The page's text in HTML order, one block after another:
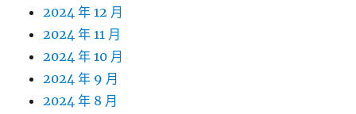
2024 年 12 月
2024 年 11 月
2024 年 10 月
2024 年 9 月
2024 年 8 月